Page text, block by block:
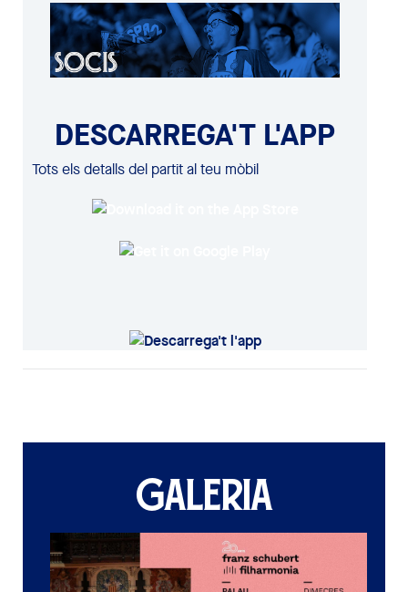
DESCARREGA'T L'APP
Tots els detalls del partit al teu mòbil
GALERIA